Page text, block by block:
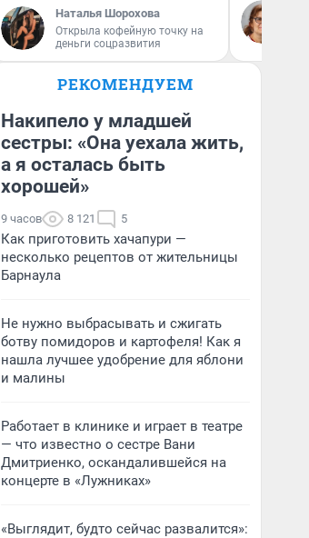
Наталья Шорохова
Открыла кофейную точку на
деньги соцразвития
РЕКОМЕНДУЕМ
Накипело у младшей
сестры: «Она уехала жить,
а я осталась быть
хорошей»
9 часов 8 121 5
Как приготовить хачапури —
несколько рецептов от жительницы
Барнаула
Не нужно выбрасывать и сжигать
ботву помидоров и картофеля! Как я
нашла лучшее удобрение для яблони
и малины
Работает в клинике и играет в театре
— что известно о сестре Вани
Дмитриенко, оскандалившейся на
концерте в «Лужниках»
«Выглядит, будто сейчас развалится»: